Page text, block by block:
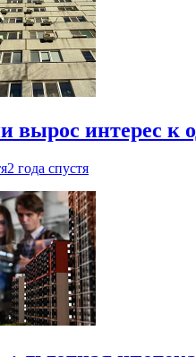
вырос интерес к
2 года спустя